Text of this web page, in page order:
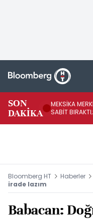
SON
DAKİKA
MEKSİKA
SABİT
Bloomberg HT Haberler
irade lazım
Babacan: